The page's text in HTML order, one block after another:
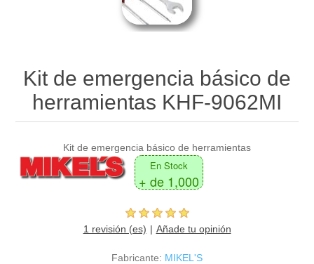
Kit de emergencia básico de
herramientas KHF-9062MI
Kit de emergencia básico de herramientas
En Stock
+ de 1,000
1 revisión (es) Añade tu opinión
Fabricante: MIKEL'S